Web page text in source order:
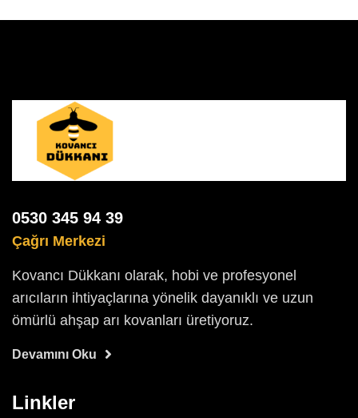
0530 345 94 39
Çağrı Merkezi
Kovancı Dükkanı olarak, hobi ve profesyonel
arıcıların ihtiyaçlarına yönelik dayanıklı ve uzun
ömürlü ahşap arı kovanları üretiyoruz.
Devamını Oku
Linkler